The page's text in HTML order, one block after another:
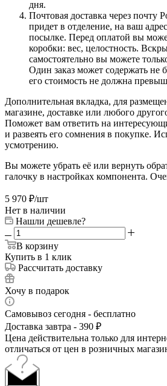
дня.
Почтовая доставка через почту
придет в отделение, на ваш
посылке. Перед оплатой вы
коробки: вес, целостность.
самостоятельно вы можете
Один заказ может содержать не
его стоимость не должна
Дополнительная вкладка, для
магазине, доставке или любого
Поможет вам ответить на
и развеять его сомнения в покупке.
усмотрению.
Вы можете убрать её или вернуть
галочку в настройках компонента.
5 970 ₽/шт
Нет в наличии
Нашли дешевле?
В корзину
Купить в 1 клик
Рассчитать доставку
Хочу в подарок
Самовывоз сегодня - бесплатно
Доставка завтра - 390 ₽
Цена действительна только для
отличаться от цен в розничных